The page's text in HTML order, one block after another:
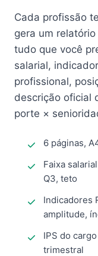
Cada profissão
gera um
tudo que você
salarial,
profissional,
descrição oficial
porte ×
6 páginas,
Faixa
Q3, teto
Indicadores
amplitude,
IPS do
trimestral